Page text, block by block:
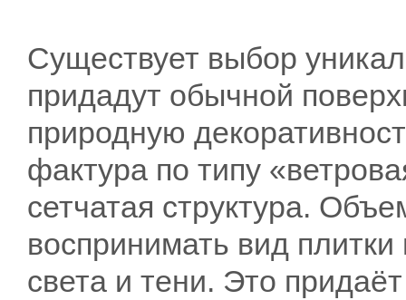
Существует выбор
придадут обычной
природную
фактура по типу
сетчатая структура.
воспринимать вид
света и тени. Это